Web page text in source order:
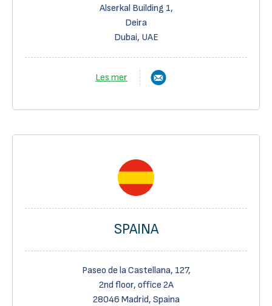
Alserkal Building 1,
Deira
Dubai, UAE
Les mer
SPAINA
Paseo de la Castellana, 127,
2nd floor, office 2A
28046 Madrid, Spaina